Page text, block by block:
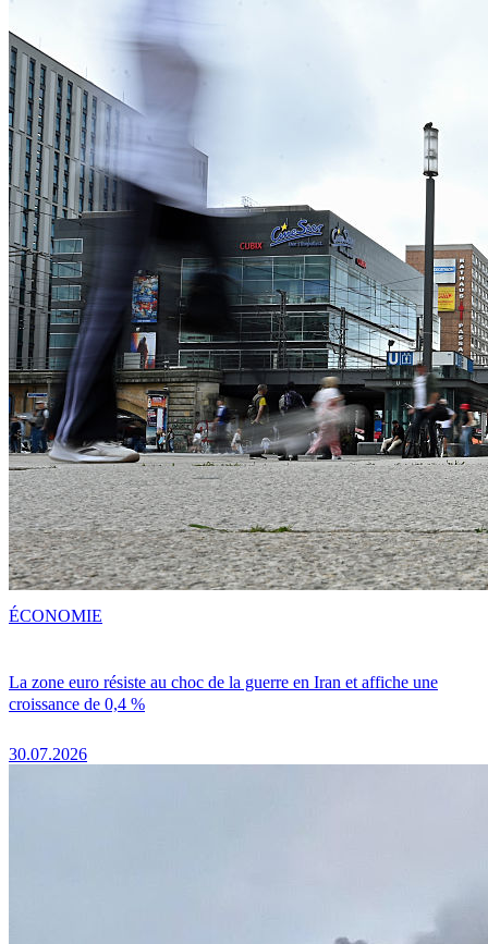
La zone euro résiste au choc de la guerre en Iran et affiche une
croissance de 0,4 %
30.07.2026
ÉCONOMIE